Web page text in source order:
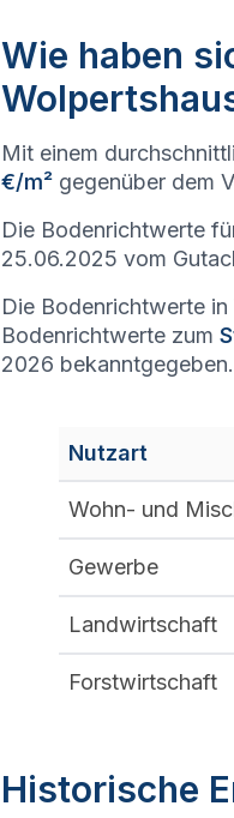
Wie haben
Mit einem
€/m² gegenüber dem
Die Bodenrichtwerte
25.06.2025 vom
Die Bodenrichtwerte
Bodenrichtwerte zum
2026 bekanntgegeben.
Nutzart
Wohn- und
Gewerbe
Landwirtschaft
Forstwirtschaft
Historische